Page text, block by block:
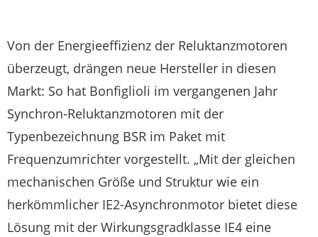
Von der Energieeffizienz der Reluktanzmotoren
überzeugt, drängen neue Hersteller in diesen
Markt: So hat Bonfiglioli im vergangenen Jahr
Synchron-Reluktanzmotoren mit der
Typenbezeichnung BSR im Paket mit
Frequenzumrichter vorgestellt. „Mit der gleichen
mechanischen Größe und Struktur wie ein
herkömmlicher IE2-Asynchronmotor bietet diese
Lösung mit der Wirkungsgradklasse IE4 eine